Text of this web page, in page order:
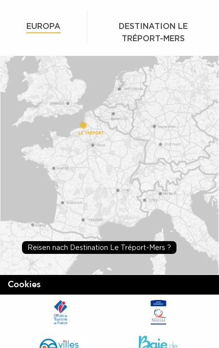
EUROPA
DESTINATION LE
TRÉPORT-MERS
Reisen nach Destination Le Tréport-Mers ?
Cookies